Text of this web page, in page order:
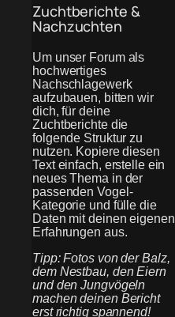
Zuchtberichte &
Nachzuchten
Um unser Forum als
hochwertiges
Nachschlagewerk
aufzubauen, bitten wir
dich, für deine
Zuchtberichte die
folgende Struktur zu
nutzen. Kopiere diesen
Text einfach, erstelle ein
neues Thema in der
passenden Vogel-
Kategorie und fülle die
Daten mit deinen eigenen
Erfahrungen aus.
Tipp: Fotos von der Balz,
dem Nestbau, den Eiern
und den Jungvögeln
machen deinen Bericht
erst richtig spannend!